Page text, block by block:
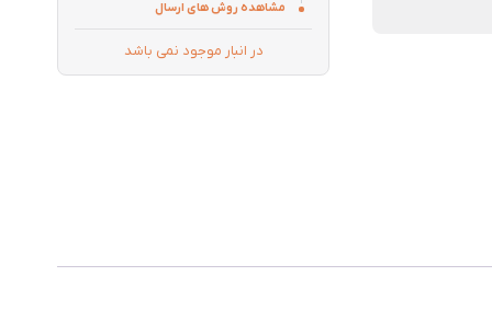
مشاهده روش های ارسال
در انبار موجود نمی باشد